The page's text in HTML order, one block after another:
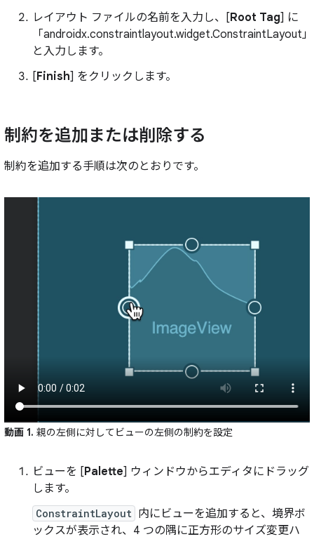
レイアウト ファイルの名前を入力し、[Root Tag] に
「androidx.constraintlayout.widget.ConstraintLayout」
と入力します。
[Finish] をクリックします。
制約を追加または削除する
制約を追加する手順は次のとおりです。
動画 1. 親の左側に対してビューの左側の制約を設定
ビューを [Palette] ウィンドウからエディタにドラッグ
します。
ConstraintLayout 内にビューを追加すると、境界ボ
ックスが表示され、4 つの隅に正方形のサイズ変更ハ